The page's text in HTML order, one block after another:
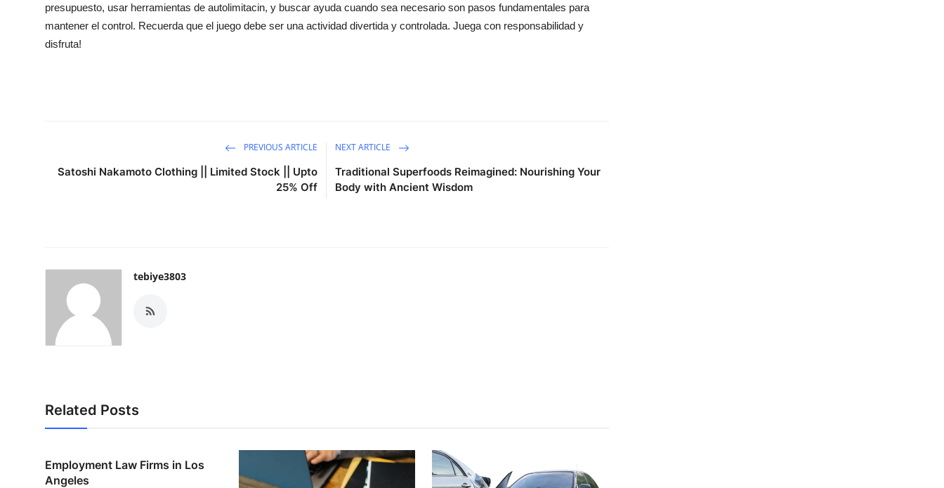
presupuesto, usar herramientas de autolimitacin, y buscar ayuda cuando sea necesario son pasos fundamentales para
mantener el control. Recuerda que el juego debe ser una actividad divertida y controlada. Juega con responsabilidad y
disfruta!
PREVIOUS ARTICLE
Satoshi Nakamoto Clothing || Limited Stock || Upto
25% Off
NEXT ARTICLE
Traditional Superfoods Reimagined: Nourishing Your
Body with Ancient Wisdom
tebiye3803
Related Posts
Employment Law Firms in Los
Angeles